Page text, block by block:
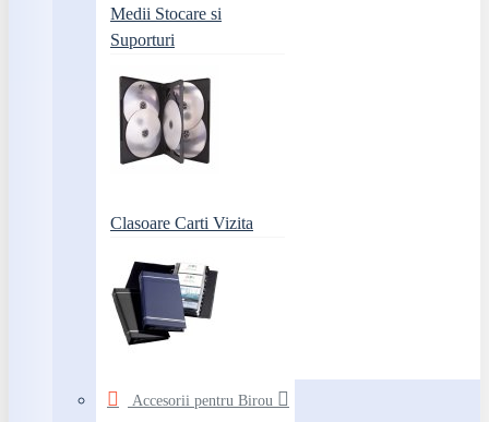
Medii Stocare si
Suporturi
Clasoare Carti Vizita
Accesorii pentru Birou